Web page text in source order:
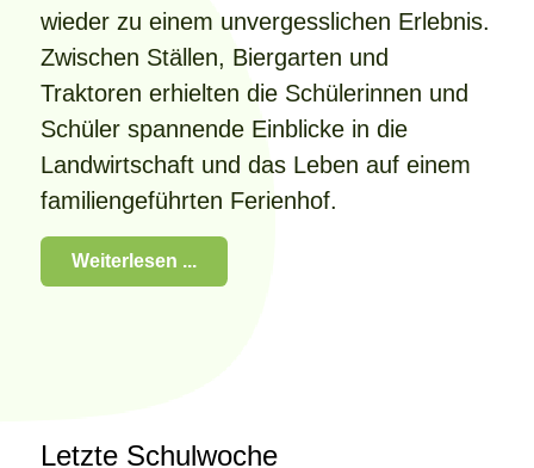
wieder zu einem unvergesslichen Erlebnis.
Zwischen Ställen, Biergarten und
Traktoren erhielten die Schülerinnen und
Schüler spannende Einblicke in die
Landwirtschaft und das Leben auf einem
familiengeführten Ferienhof.
Weiterlesen ...
Letzte Schulwoche